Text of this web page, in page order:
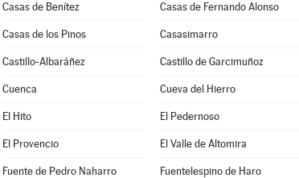
Casas de Benítez Casas de Fernando Alonso
Casas de los Pinos Casasimarro
Castillo-Albaráñez Castillo de Garcimuñoz
Cuenca Cueva del Hierro
El Hito El Pedernoso
El Provencio El Valle de Altomira
Fuente de Pedro Naharro Fuentelespino de Haro